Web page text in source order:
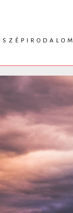
SZÉPIRODALOM
VERS